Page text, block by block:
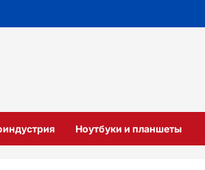
Ноутбуки и планшеты